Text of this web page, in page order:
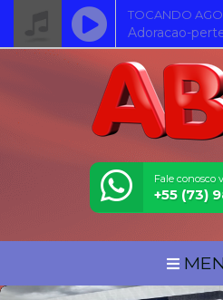
TOCANDO
Adoracao-
Fale conosco
+55 (73)